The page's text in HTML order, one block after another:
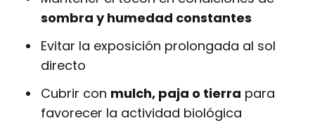
sombra y humedad constantes
Evitar la exposición prolongada al sol
directo
Cubrir con mulch, paja o tierra para
favorecer la actividad biológica